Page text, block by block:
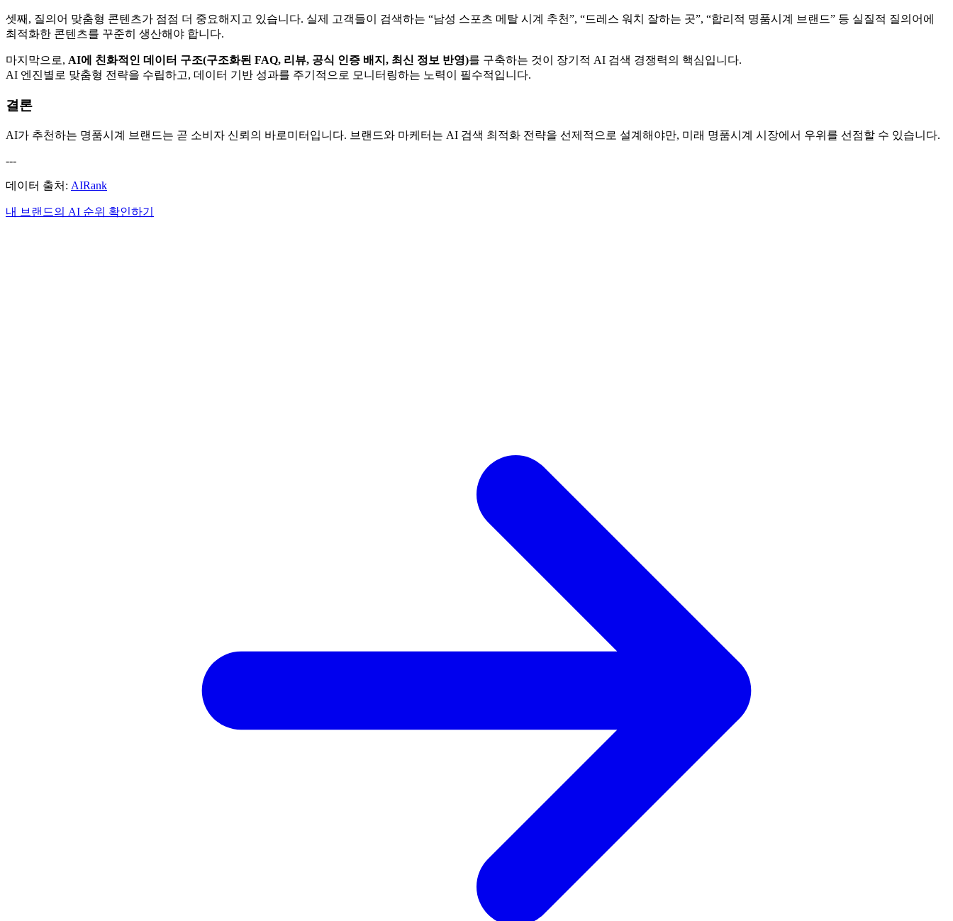
셋째, 질의어 맞춤형 콘텐츠가 점점 더 중요해지고 있습니다. 실제 고객들이 검색하는 “남성 스포츠 메탈 시계 추천”, “드레스 워치 잘하는 곳”, “합리적 명품시계 브랜드” 등 실질적 질의어에
최적화한 콘텐츠를 꾸준히 생산해야 합니다.
마지막으로, AI에 친화적인 데이터 구조(구조화된 FAQ, 리뷰, 공식 인증 배지, 최신 정보 반영)를 구축하는 것이 장기적 AI 검색 경쟁력의 핵심입니다.
AI 엔진별로 맞춤형 전략을 수립하고, 데이터 기반 성과를 주기적으로 모니터링하는 노력이 필수적입니다.
결론
AI가 추천하는 명품시계 브랜드는 곧 소비자 신뢰의 바로미터입니다. 브랜드와 마케터는 AI 검색 최적화 전략을 선제적으로 설계해야만, 미래 명품시계 시장에서 우위를 선점할 수 있습니다.
---
데이터 출처: AIRank
내 브랜드의 AI 순위 확인하기